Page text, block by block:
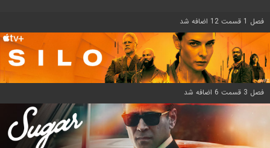
فصل 1 قسمت 12 اضافه شد
فصل 3 قسمت 6 اضافه شد